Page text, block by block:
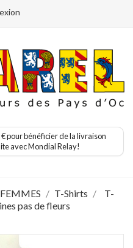
pour bénéficier de la livraison
avec Mondial Relay!
FEMMES T-Shirts
T-
pas de fleurs